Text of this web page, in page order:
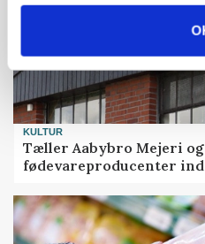
KULTUR
Tæller Aabybro Mejeri og
fødevareproducenter